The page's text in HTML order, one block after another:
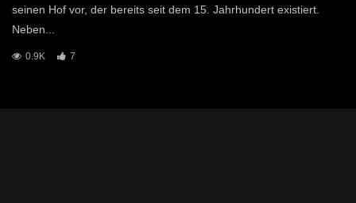
seinen Hof vor, der bereits seit dem 15. Jahrhundert existiert.
Neben...
0.9K 7